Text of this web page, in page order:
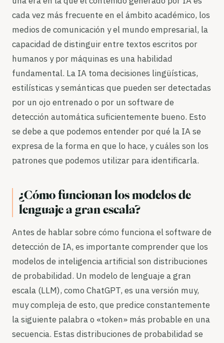
cada vez más frecuente en el ámbito académico, los
medios de comunicación y el mundo empresarial, la
capacidad de distinguir entre textos escritos por
humanos y por máquinas es una habilidad
fundamental. La IA toma decisiones lingüísticas,
estilísticas y semánticas que pueden ser detectadas
por un ojo entrenado o por un software de
detección automática suficientemente bueno. Esto
se debe a que podemos entender por qué la IA se
expresa de la forma en que lo hace, y cuáles son los
patrones que podemos utilizar para identificarla.
¿Cómo funcionan los modelos de
lenguaje a gran escala?
Antes de hablar sobre cómo funciona el software de
detección de IA, es importante comprender que los
modelos de inteligencia artificial son distribuciones
de probabilidad. Un modelo de lenguaje a gran
escala (LLM), como ChatGPT, es una versión muy,
muy compleja de esto, que predice constantemente
la siguiente palabra o «token» más probable en una
secuencia. Estas distribuciones de probabilidad se